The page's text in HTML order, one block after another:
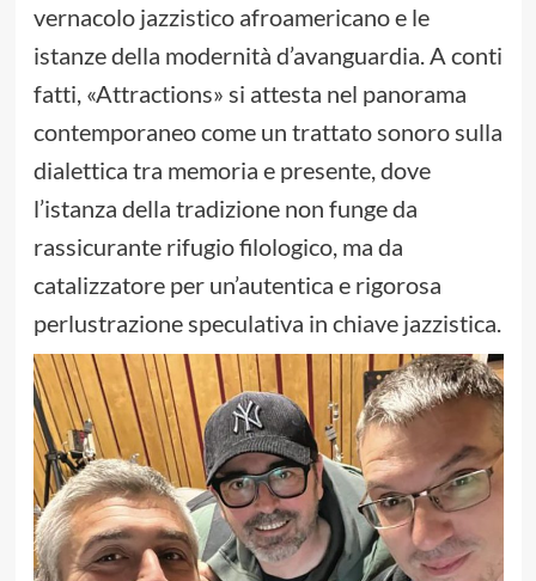
vernacolo jazzistico afroamericano e le
istanze della modernità d’avanguardia. A conti
fatti, «Attractions» si attesta nel panorama
contemporaneo come un trattato sonoro sulla
dialettica tra memoria e presente, dove
l’istanza della tradizione non funge da
rassicurante rifugio filologico, ma da
catalizzatore per un’autentica e rigorosa
perlustrazione speculativa in chiave jazzistica.